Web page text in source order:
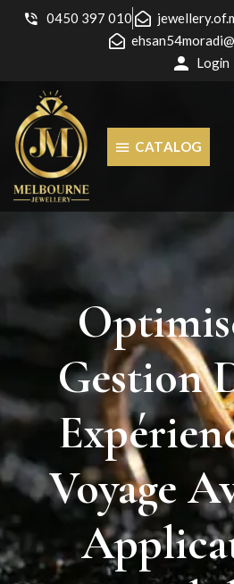
0450 397 010
Login
CATALOG
Gestion
Voyage